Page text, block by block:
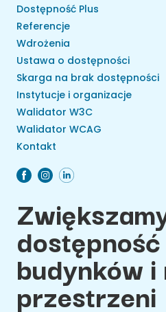
Dostępność Plus
Referencje
Wdrożenia
Ustawa o dostępności
Skarga na brak dostępności
Instytucje i organizacje
Walidator W3C
Walidator WCAG
Kontakt
dostępność
budynków
przestrzeni